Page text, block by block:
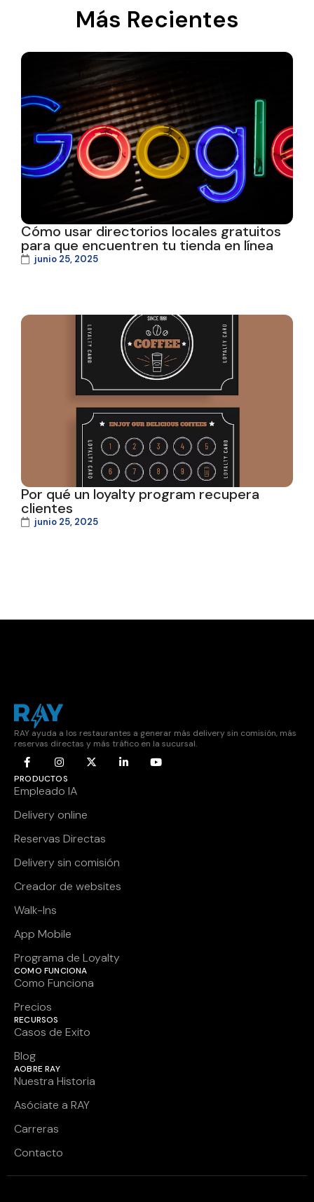
Más Recientes
Cómo usar directorios locales gratuitos
para que encuentren tu tienda en línea
junio 25, 2025
Por qué un loyalty program recupera
clientes
junio 25, 2025
RAY ayuda a los restaurantes a generar más delivery sin comisión, más
reservas directas y más tráfico en la sucursal.
PRODUCTOS
Empleado IA
Delivery online
Reservas Directas
Delivery sin comisión
Creador de websites
Walk-Ins
App Mobile
Programa de Loyalty
COMO FUNCIONA
Como Funciona
Precios
RECURSOS
Casos de Exito
Blog
AOBRE RAY
Nuestra Historia
Asóciate a RAY
Carreras
Contacto